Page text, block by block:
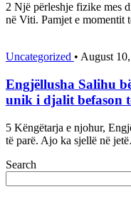
2 Një përleshje fizike mes
në Viti. Pamjet e momentit
Uncategorized • August
Engjëllusha Salihu
unik i djalit befason
5 Këngëtarja e njohur,
të parë. Ajo ka sjellë në
Search